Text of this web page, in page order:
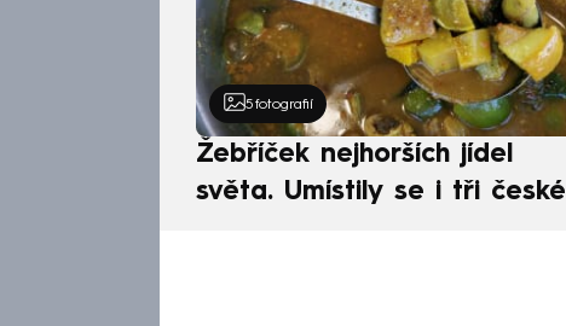
5 fotografií
Žebříček nejhorších jídel
světa. Umístily se i tři české